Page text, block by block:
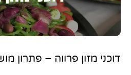
דוכני מזון פרווה – פתרון